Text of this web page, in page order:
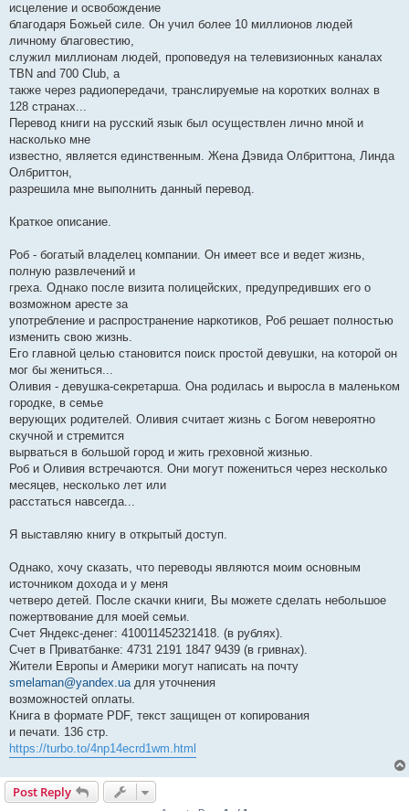
исцеление и освобождение
благодаря Божьей силе. Он учил более 10 миллионов людей
личному благовестию,
служил миллионам людей, проповедуя на телевизионных каналах
TBN and 700 Club, а
также через радиопередачи, транслируемые на коротких волнах в
128 странах...
Перевод книги на русский язык был осуществлен лично мной и
насколько мне
известно, является единственным. Жена Дэвида Олбриттона, Линда
Олбриттон,
разрешила мне выполнить данный перевод.
Краткое описание.
Роб - богатый владелец компании. Он имеет все и ведет жизнь,
полную развлечений и
греха. Однако после визита полицейских, предупредивших его о
возможном аресте за
употребление и распространение наркотиков, Роб решает полностью
изменить свою жизнь.
Его главной целью становится поиск простой девушки, на которой он
мог бы жениться...
Оливия - девушка-секретарша. Она родилась и выросла в маленьком
городке, в семье
верующих родителей. Оливия считает жизнь с Богом невероятно
скучной и стремится
вырваться в большой город и жить греховной жизнью.
Роб и Оливия встречаются. Они могут пожениться через несколько
месяцев, несколько лет или
расстаться навсегда...
Я выставляю книгу в открытый доступ.
Однако, хочу сказать, что переводы являются моим основным
источником дохода и у меня
четверо детей. После скачки книги, Вы можете сделать небольшое
пожертвование для моей семьи.
Счет Яндекс-денег: 410011452321418. (в рублях).
Счет в Приватбанке: 4731 2191 1847 9439 (в гривнах).
Жители Европы и Америки могут написать на почту
smelaman@yandex.uaдля уточнения
возможностей оплаты.
Книга в формате PDF, текст защищен от копирования
и печати. 136 стр.
https://turbo.to/4np14ecrd1wm.html
Post Reply